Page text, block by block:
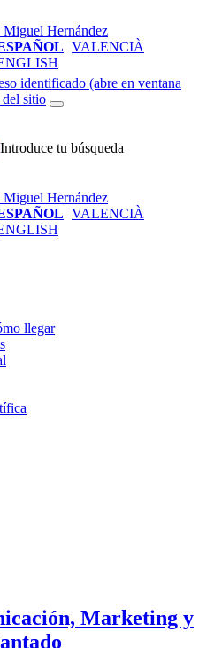
VALENCIÀ
identificado (abre en ventana
del sitio
Introduce tu búsqueda
VALENCIÀ
llegar
Marketing y